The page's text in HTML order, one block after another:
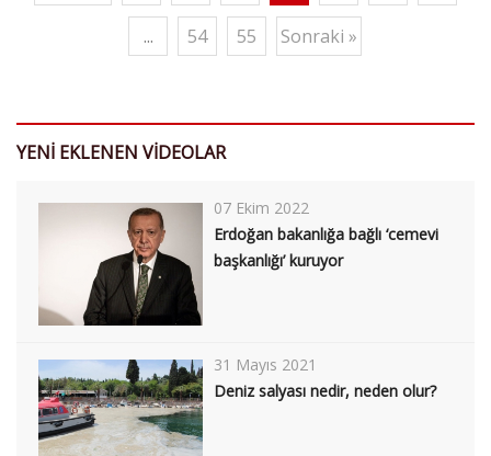
... 54 55 Sonraki »
YENİ EKLENEN VİDEOLAR
07 Ekim 2022
Erdoğan bakanlığa bağlı ‘cemevi
başkanlığı’ kuruyor
31 Mayıs 2021
Deniz salyası nedir, neden olur?